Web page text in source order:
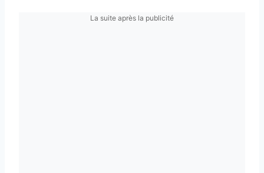
La suite après la publicité